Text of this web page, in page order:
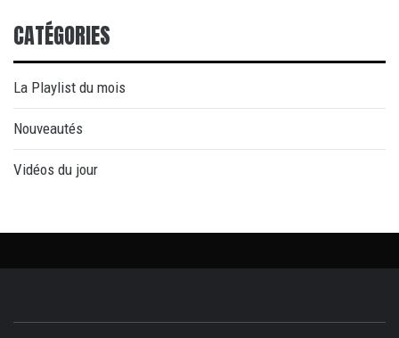
CATÉGORIES
La Playlist du mois
Nouveautés
Vidéos du jour